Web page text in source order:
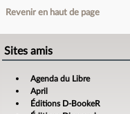
Revenir en haut de page
Sites amis
Agenda du Libre
April
Éditions D-BookeR